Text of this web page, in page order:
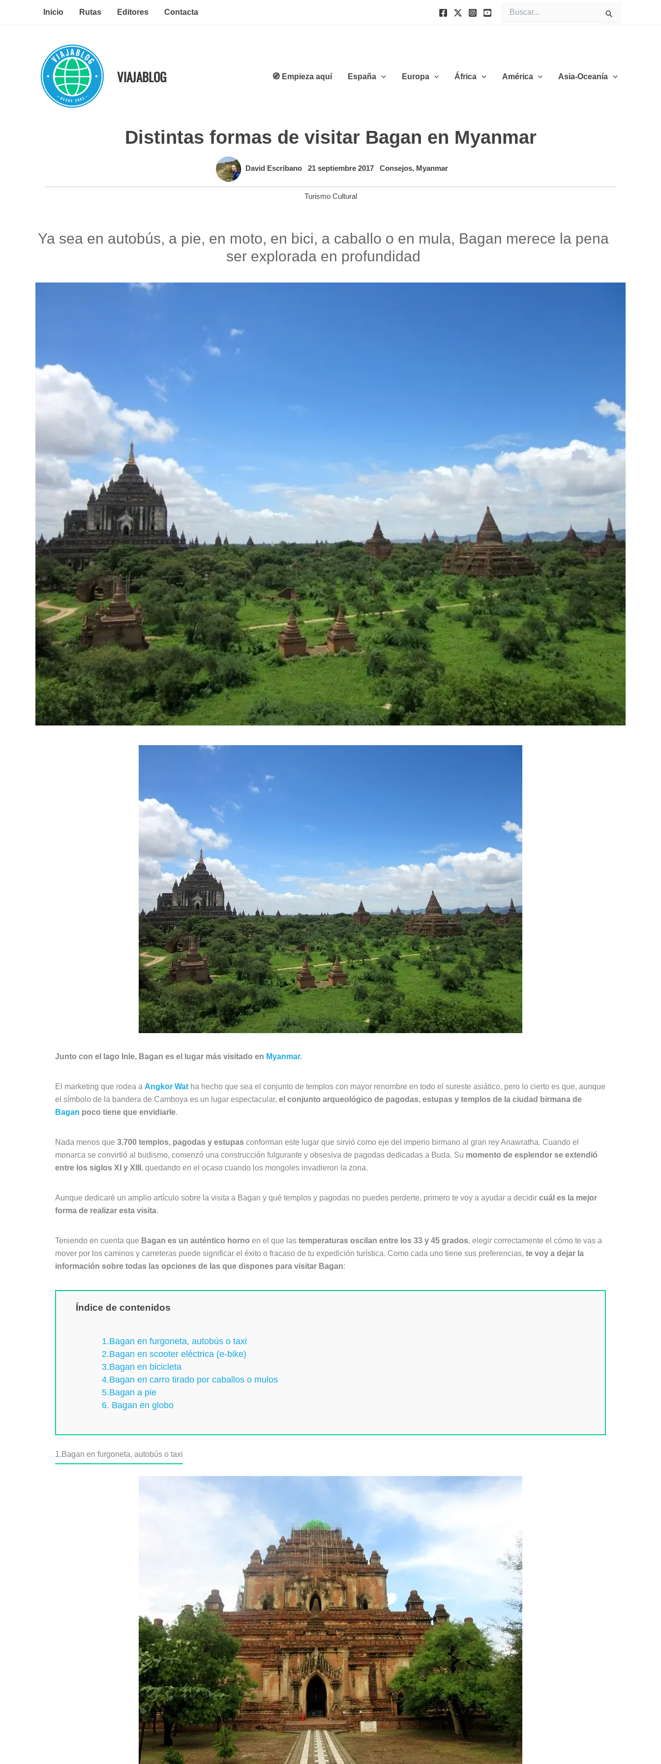
Inicio Rutas Editores Contacta
por:
VIAJABLOG 🧭 Empieza aquí España Europa África América Asia-Oceanía
Distintas formas de visitar Bagan en Myanmar
David Escribano 21 septiembre 2017 Consejos, Myanmar
Turismo Cultural
Ya sea en autobús, a pie, en moto, en bici, a caballo o en mula, Bagan merece la pena
ser explorada en profundidad
Junto con el lago Inle, Bagan es el lugar más visitado en Myanmar.
El marketing que rodea a Angkor Wat ha hecho que sea el conjunto de templos con mayor renombre en todo el sureste asiático, pero lo cierto es que, aunque
el símbolo de la bandera de Camboya es un lugar espectacular, el conjunto arqueológico de pagodas, estupas y templos de la ciudad birmana de
Bagan poco tiene que envidiarle.
Nada menos que 3.700 templos, pagodas y estupas conforman este lugar que sirvió como eje del imperio birmano al gran rey Anawratha. Cuando el
monarca se convirtió al budismo, comenzó una construcción fulgurante y obsesiva de pagodas dedicadas a Buda. Su momento de esplendor se extendió
entre los siglos XI y XIII , quedando en el ocaso cuando los mongoles invadieron la zona.
Aunque dedicaré un amplio artículo sobre la visita a Bagan y qué templos y pagodas no puedes perderte, primero te voy a ayudar a decidir cuál es la mejor
forma de realizar esta visita.
Teniendo en cuenta que Bagan es un auténtico horno en el que las temperaturas oscilan entre los 33 y 45 grados, elegir correctamente el cómo te vas a
mover por los caminos y carreteras puede significar el éxito o fracaso de tu expedición turística. Como cada uno tiene sus preferencias, te voy a dejar la
información sobre todas las opciones de las que dispones para visitar Bagan:
Índice de contenidos
1.Bagan en furgoneta, autobús o taxi
2.Bagan en scooter eléctrica (e-bike)
3.Bagan en bicicleta
4.Bagan en carro tirado por caballos o mulos
5.Bagan a pie
6. Bagan en globo
1.Bagan en furgoneta, autobús o taxi